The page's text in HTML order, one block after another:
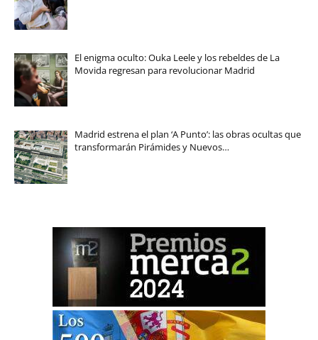
El enigma oculto: Ouka Leele y los rebeldes de La
Movida regresan para revolucionar Madrid
Madrid estrena el plan ‘A Punto’: las obras ocultas que
transformarán Pirámides y Nuevos…